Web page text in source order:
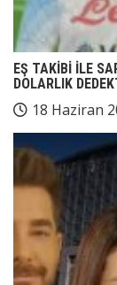
EŞ TAKİBİ İLE
DOLARLIK
18 Haziran